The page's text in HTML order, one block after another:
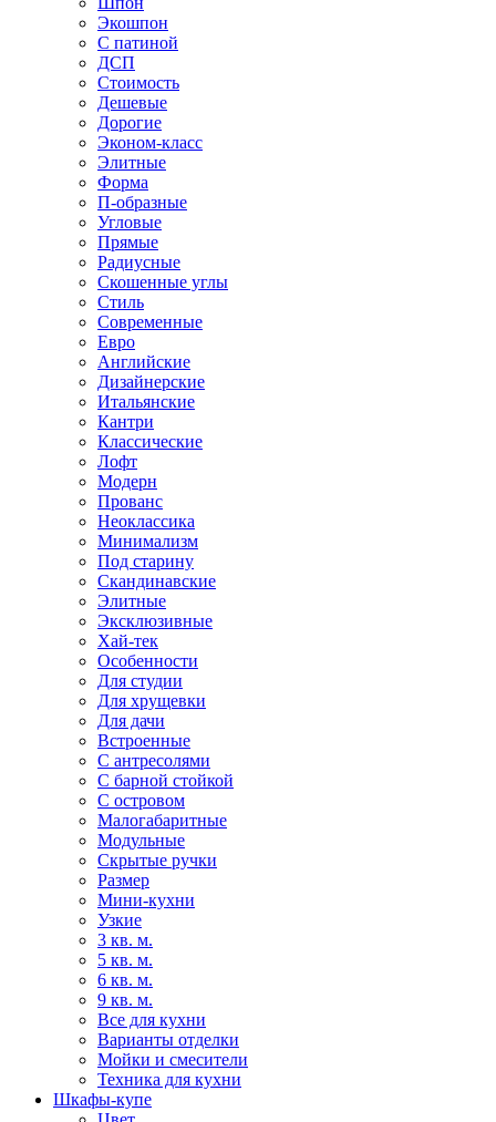
Экошпон
С патиной
ДСП
Стоимость
Дешевые
Дорогие
Эконом-класс
Элитные
Форма
П-образные
Угловые
Прямые
Радиусные
Скошенные углы
Стиль
Современные
Евро
Английские
Дизайнерские
Итальянские
Кантри
Классические
Лофт
Модерн
Прованс
Неоклассика
Минимализм
Под старину
Скандинавские
Элитные
Эксклюзивные
Хай-тек
Особенности
Для студии
Для хрущевки
Для дачи
Встроенные
С антресолями
С барной стойкой
С островом
Малогабаритные
Модульные
Скрытые ручки
Размер
Мини-кухни
Узкие
3 кв. м.
5 кв. м.
6 кв. м.
9 кв. м.
Все для кухни
Варианты отделки
Мойки и смесители
Техника для кухни
Шкафы-купе